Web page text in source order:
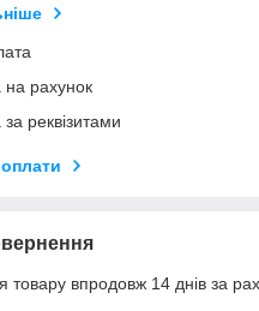
рахунок
реквізитами
товару впродовж 14 днів за